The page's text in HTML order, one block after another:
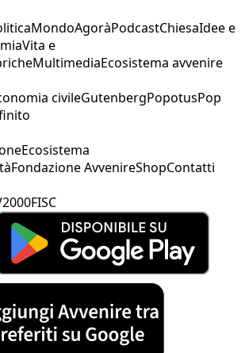
MondoAgoràPodcastChiesaIdee e
Vita e
MultimediaEcosistema avvenire
civileGutenbergPopotusPop
Ecosistema
Fondazione AvvenireShopContatti
FISC